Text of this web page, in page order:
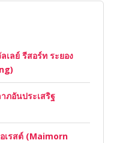
เลย์ รีสอร์ท ระยอง
ภอันประเสริฐ
เรสต์ (Maimorn